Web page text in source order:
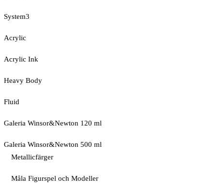
System3
Acrylic
Acrylic Ink
Heavy Body
Fluid
Galeria Winsor&Newton 120 ml
Galeria Winsor&Newton 500 ml
Metallicfärger
Måla Figurspel och Modeller